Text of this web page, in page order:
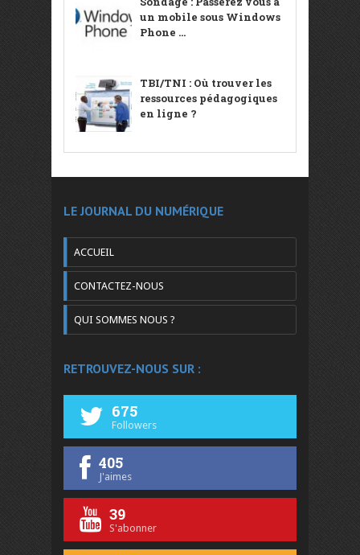
un mobile sous Windows
Phone ...
TBI/TNI : Où trouver les
ressources pédagogiques
en ligne ?
LE JOURNAL DU NUMÉRIQUE
ACCUEIL
CONTACTEZ-NOUS
QUI SOMMES NOUS ?
RETROUVEZ-NOUS SUR :
675
Followers
405
J'aimes
39
S'abonner